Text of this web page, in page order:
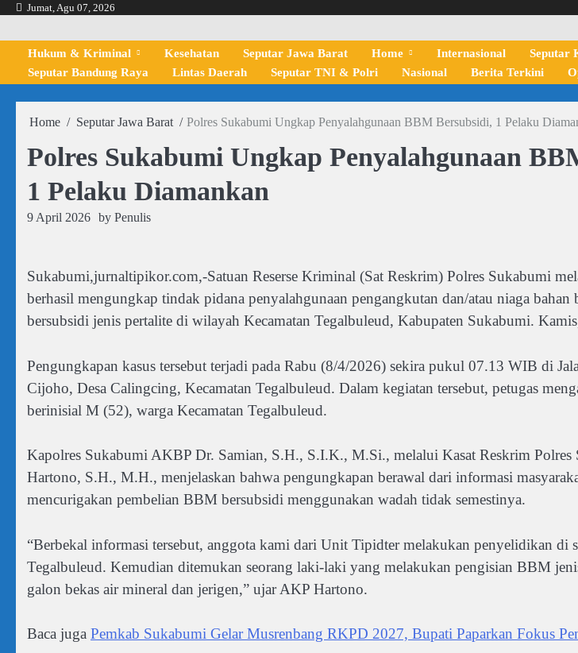
Skip
content
Jumat, Agu 07, 2026
Hukum & Kriminal Kesehatan Seputar Jawa Barat Home Internasional Seputar
Seputar Bandung Raya
Lintas Daerah Seputar TNI & Polri Nasional Berita Terkini
Home Seputar Jawa Barat Polres Sukabumi Ungkap Penyalahgunaan BBM Bersubsidi, 1 Pelaku
Polres Sukabumi Ungkap Penyalahgunaan
1 Pelaku Diamankan
9 April 2026 by Penulis
Sukabumi,jurnaltipikor.com,-Satuan Reserse Kriminal (Sat Reskrim) Polres Sukabumi
berhasil mengungkap tindak pidana penyalahgunaan pengangkutan dan/atau niaga
bersubsidi jenis pertalite di wilayah Kecamatan Tegalbuleud, Kabupaten Sukabumi.
Pengungkapan kasus tersebut terjadi pada Rabu (8/4/2026) sekira pukul 07.13 WIB di
Cijoho, Desa Calingcing, Kecamatan Tegalbuleud. Dalam kegiatan tersebut, petugas
berinisial M (52), warga Kecamatan Tegalbuleud.
Kapolres Sukabumi AKBP Dr. Samian, S.H., S.I.K., M.Si., melalui Kasat Reskrim
Hartono, S.H., M.H., menjelaskan bahwa pengungkapan berawal dari informasi
mencurigakan pembelian BBM bersubsidi menggunakan wadah tidak semestinya.
“Berbekal informasi tersebut, anggota kami dari Unit Tipidter melakukan penyelidikan di
Tegalbuleud. Kemudian ditemukan seorang laki-laki yang melakukan pengisian BBM
galon bekas air mineral dan jerigen,” ujar AKP Hartono.
Baca juga Pemkab Sukabumi Gelar Musrenbang RKPD 2027, Bupati Paparkan Fokus